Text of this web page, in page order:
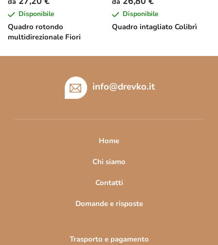
Quadro rotondo
multidirezionale Fiori
Disponibile
Quadro intagliato Colibrì
Disponibile
info@drevko.it
Home
Chi siamo
Contatti
Domande e risposte
Trasporto e pagamento